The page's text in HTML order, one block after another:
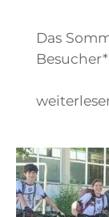
Das